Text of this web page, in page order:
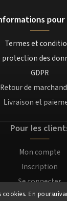
cookies. En
pour
Termes et
des
GDPR
Retour de
Livraison et
Pour les
Mon compte
Inscription
Se connecter